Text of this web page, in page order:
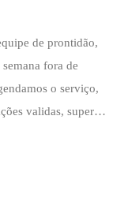
de prontidão,
fora de
o serviço,
validas, super